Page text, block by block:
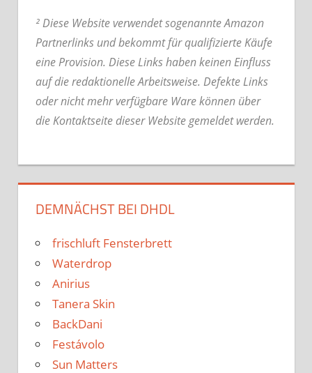
² Diese Website verwendet sogenannte Amazon
Partnerlinks und bekommt für qualifizierte Käufe
eine Provision. Diese Links haben keinen Einfluss
auf die redaktionelle Arbeitsweise. Defekte Links
oder nicht mehr verfügbare Ware können über
die Kontaktseite dieser Website gemeldet werden.
DEMNÄCHST BEI DHDL
frischluft Fensterbrett
Waterdrop
Anirius
Tanera Skin
BackDani
Festávolo
Sun Matters